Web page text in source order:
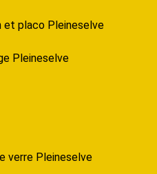
et placo Pleineselve
Pleineselve
verre Pleineselve